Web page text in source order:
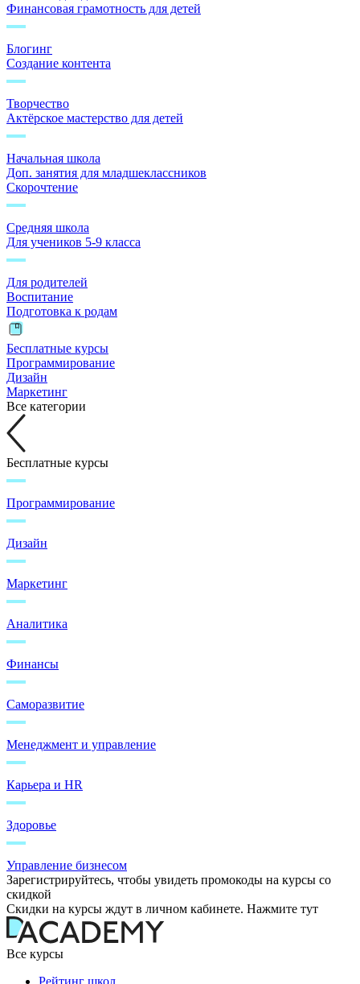
Финансовая грамотность для детей
Блогинг
Создание контента
Творчество
Актёрское мастерство для детей
Начальная школа
Доп. занятия для младшеклассников
Скорочтение
Средняя школа
Для учеников 5-9 класса
Для родителей
Воспитание
Подготовка к родам
Бесплатные курсы
Программирование
Дизайн
Маркетинг
Все категории
Бесплатные курсы
Программирование
Дизайн
Маркетинг
Аналитика
Финансы
Саморазвитие
Менеджмент и управление
Карьера и HR
Здоровье
Управление бизнесом
Зарегистрируйтесь, чтобы увидеть промокоды на курсы со
скидкой
Скидки на курсы ждут в личном кабинете. Нажмите тут
Все курсы